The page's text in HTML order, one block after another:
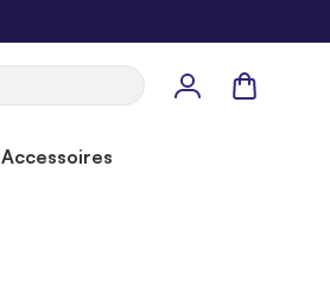
Panier
Accessoires